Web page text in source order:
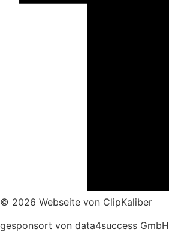
© 2026 Webseite von ClipKaliber
gesponsort von data4success GmbH